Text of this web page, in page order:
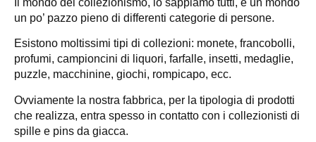
Il mondo del collezionismo, lo sappiamo tutti, è un mondo
un po’ pazzo pieno di differenti categorie di persone.
Esistono moltissimi tipi di collezioni: monete, francobolli,
profumi, campioncini di liquori, farfalle, insetti, medaglie,
puzzle, macchinine, giochi, rompicapo, ecc.
Ovviamente la nostra fabbrica, per la tipologia di prodotti
che realizza, entra spesso in contatto con i collezionisti di
spille e pins da giacca.